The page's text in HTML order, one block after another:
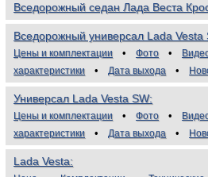
Вседорожный седан Лада Веста
Вседорожный универсал Lada Vesta
Цены и комплектации Фото
характеристики
Дата выхода
Универсал Lada Vesta SW
Цены и комплектации Фото
характеристики
Дата выхода
Lada Vesta